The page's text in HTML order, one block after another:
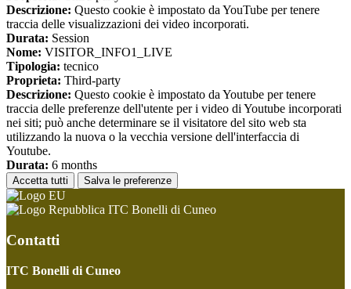
Descrizione: Questo cookie è impostato da YouTube per tenere
traccia delle visualizzazioni dei video incorporati.
Durata: Session
Nome: VISITOR_INFO1_LIVE
Tipologia: tecnico
Proprieta: Third-party
Descrizione: Questo cookie è impostato da Youtube per tenere
traccia delle preferenze dell'utente per i video di Youtube incorporati
nei siti; può anche determinare se il visitatore del sito web sta
utilizzando la nuova o la vecchia versione dell'interfaccia di
Youtube.
Durata: 6 months
Accetta tutti Salva le preferenze
ITC Bonelli di Cuneo
Contatti
ITC Bonelli di Cuneo